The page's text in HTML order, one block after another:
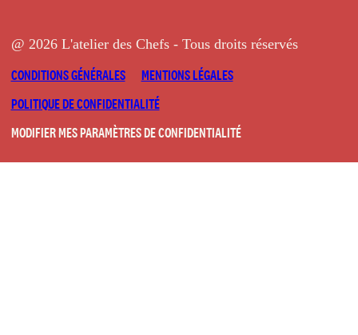
@ 2026 L'atelier des Chefs - Tous droits réservés
CONDITIONS GÉNÉRALES
MENTIONS LÉGALES
POLITIQUE DE CONFIDENTIALITÉ
MODIFIER MES PARAMÈTRES DE CONFIDENTIALITÉ